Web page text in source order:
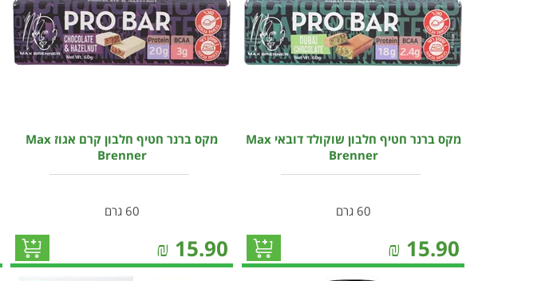
מקס ברנר חטיף חלבון שוקולד דובאי Max
Brenner
60 גרם
15.90
₪
מקס ברנר חטיף חלבון קרם אגוז Max
Brenner
60 גרם
15.90
₪